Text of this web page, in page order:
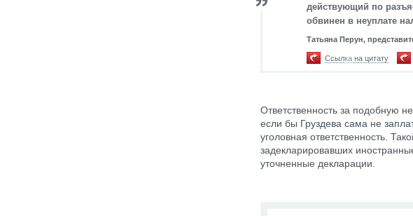
действующий по
обвинен в неуплате
Татьяна Перун,
Ссылка на цитату
Ответственность за подобную
если бы Груздева сама не
уголовная ответственность.
задекларировавших
уточненные декларации.